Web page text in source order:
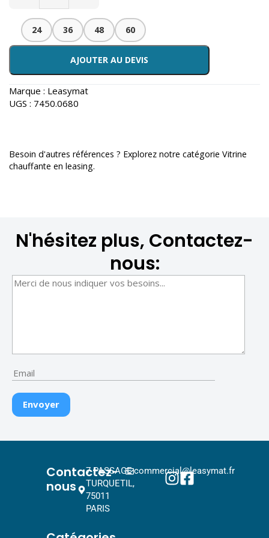
24 36 48 60
AJOUTER AU DEVIS
Marque : Leasymat
UGS : 7450.0680
Besoin d'autres références ? Explorez notre catégorie Vitrine
chauffante en leasing.
N'hésitez plus, Contactez-
nous:
Contactez-
nous
7 PASSAGE
TURQUETIL,
75011
PARIS
commercial@leasymat.fr